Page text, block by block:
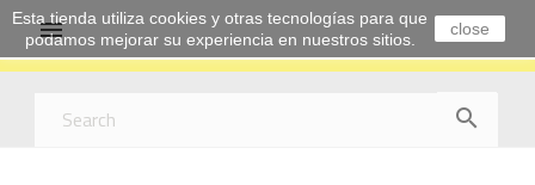


Esta tienda utiliza cookies y otras tecnologías para que
podamos mejorar su experiencia en nuestros sitios.
close